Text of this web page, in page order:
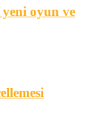
yeni oyun ve